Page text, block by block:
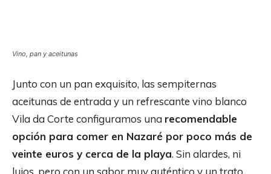
Vino, pan y aceitunas
Junto con un pan exquisito, las sempiternas
aceitunas de entrada y un refrescante vino blanco
Vila da Corte configuramos una recomendable
opción para comer en Nazaré por poco más de
veinte euros y cerca de la playa. Sin alardes, ni
lujos, pero con un sabor muy auténtico y un trato